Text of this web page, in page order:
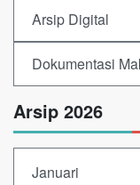
Arsip Digital
Dokumentasi
Arsip 2026
Januari